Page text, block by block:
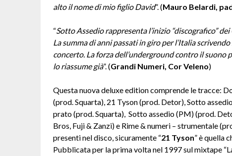
alto il nome di mio figlio David”. (Mauro Belardi,
“Sotto Assedio rappresenta l’inizio “discografico”
La summa di anni passati in giro per l’Italia
concerto. La forza dell’underground contro il
lo riassume già”. (Grandi Numeri, Cor Veleno)
Questa nuova deluxe edition comprende le tracce:
(prod. Squarta), 21 Tyson (prod. Detor), Sotto
prato (prod. Squarta), Sotto assedio (PM) (prod.
Bros, Fuji & Zanzi) e Rime & numeri – strumentale
presenti nel disco, sicuramente “21 Tyson” è quella
Pubblicata per la prima volta nel 1997 sul mixtape